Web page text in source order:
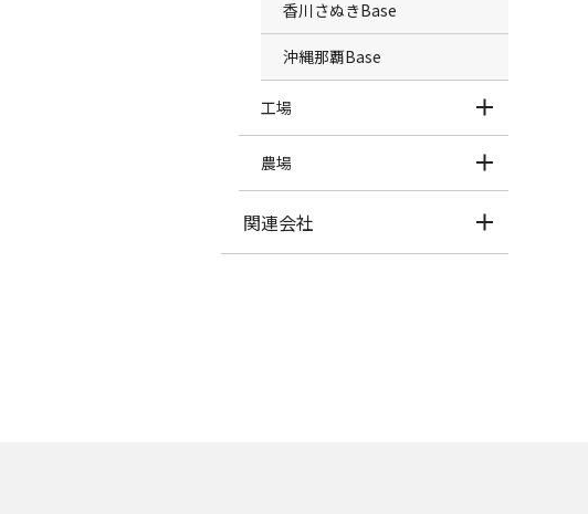
香川さぬきBase
沖縄那覇Base
工場
農場
関連会社